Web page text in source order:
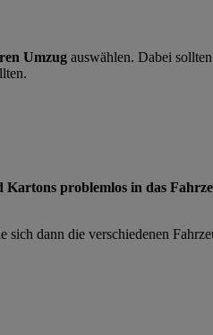
Umzug auswählen. Dabei
problemlos in das
sich dann die verschiedenen